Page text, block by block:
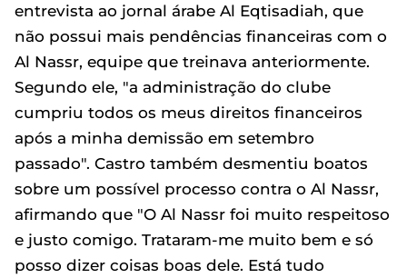
entrevista ao jornal árabe Al Eqtisadiah, que
não possui mais pendências financeiras com o
Al Nassr, equipe que treinava anteriormente.
Segundo ele, "a administração do clube
cumpriu todos os meus direitos financeiros
após a minha demissão em setembro
passado". Castro também desmentiu boatos
sobre um possível processo contra o Al Nassr,
afirmando que "O Al Nassr foi muito respeitoso
e justo comigo. Trataram-me muito bem e só
posso dizer coisas boas dele. Está tudo